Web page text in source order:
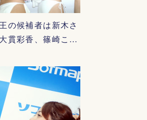
の候補者は新木さ
貫彩香、篠崎こ…